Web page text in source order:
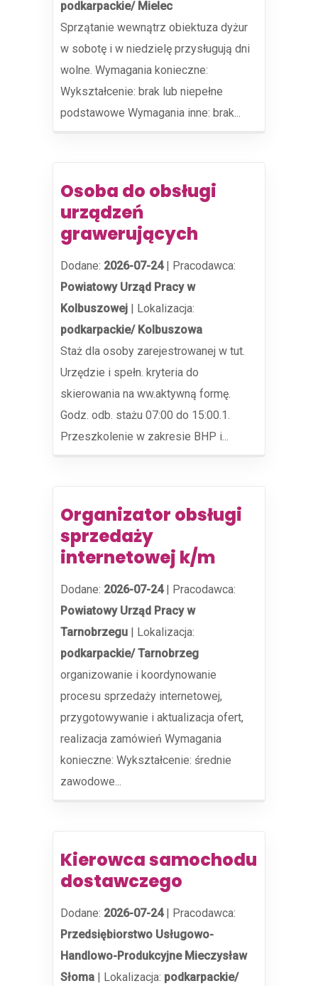
podkarpackie/ Mielec
Sprzątanie wewnątrz obiektuza dyżur
w sobotę i w niedzielę przysługują dni
wolne. Wymagania konieczne:
Wykształcenie: brak lub niepełne
podstawowe Wymagania inne: brak...
Osoba do obsługi
urządzeń
grawerujących
Dodane: 2026-07-24| Pracodawca:
Powiatowy Urząd Pracy w
Kolbuszowej | Lokalizacja:
podkarpackie/ Kolbuszowa
Staż dla osoby zarejestrowanej w tut.
Urzędzie i spełn. kryteria do
skierowania na ww.aktywną formę.
Godz. odb. stażu 07:00 do 15:00.1.
Przeszkolenie w zakresie BHP i...
Organizator obsługi
sprzedaży
internetowej k/m
Dodane: 2026-07-24| Pracodawca:
Powiatowy Urząd Pracy w
Tarnobrzegu | Lokalizacja:
podkarpackie/ Tarnobrzeg
organizowanie i koordynowanie
procesu sprzedaży internetowej,
przygotowywanie i aktualizacja ofert,
realizacja zamówień Wymagania
konieczne: Wykształcenie: średnie
zawodowe...
Kierowca samochodu
dostawczego
Dodane: 2026-07-24| Pracodawca:
Przedsiębiorstwo Usługowo-
Handlowo-Produkcyjne Mieczysław
Słoma | Lokalizacja: podkarpackie/